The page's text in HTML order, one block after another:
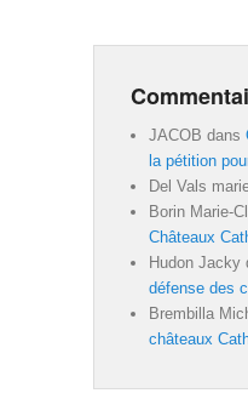
JACOB dans
la pétition
Del Vals
Borin Marie-
Châteaux
Hudon Jacky
défense des
Brembilla
châteaux